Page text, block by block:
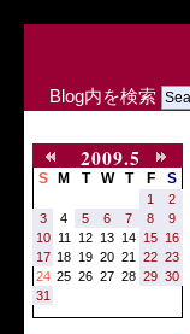
Blog内を検索
2009.5
S M T W T F S
1
2
3
4 5 6 7 8
9
10 11 12 13 14 15 16
17 18 19 20 21 22 23
24 25 26 27 28 29 30
31